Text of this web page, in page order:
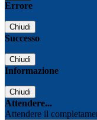
Errore
Chiudi
Successo
Chiudi
Informazione
Chiudi
Attendere...
Attendere il